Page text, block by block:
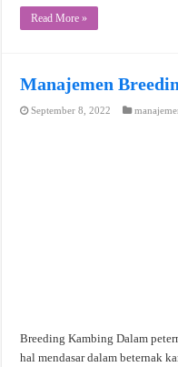
Read More »
Manajemen
September 8, 2022
Breeding Kambing Dalam
hal mendasar dalam beternak